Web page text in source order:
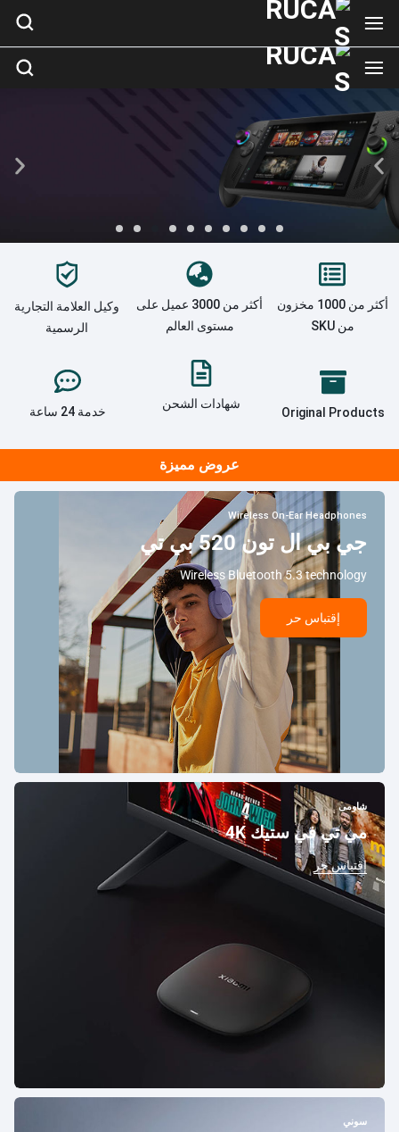
XBOX
Next-gen power
in your hands
أكثر من 1000 مخزون
من SKU
أكثر من 3000 عميل على
مستوى العالم
وكيل العلامة التجارية
الرسمية
Original Products
شهادات الشحن
خدمة 24 ساعة
عروض مميزة
Wireless On-Ear Headphones
جي بي ال تون 520 بي تي
Wireless Bluetooth 5.3 technology
إقتباس حر
شاومى
مي تي في ستيك 4K
إقتباس حر
سوني